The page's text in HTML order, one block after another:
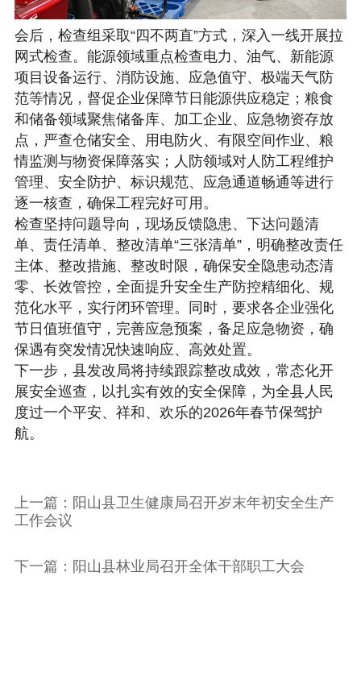
会后，检查组采取“四不两直”方式，深入一线开展拉
网式检查。能源领域重点检查电力、油气、新能源
项目设备运行、消防设施、应急值守、极端天气防
范等情况，督促企业保障节日能源供应稳定；粮食
和储备领域聚焦储备库、加工企业、应急物资存放
点，严查仓储安全、用电防火、有限空间作业、粮
情监测与物资保障落实；人防领域对人防工程维护
管理、安全防护、标识规范、应急通道畅通等进行
逐一核查，确保工程完好可用。
检查坚持问题导向，现场反馈隐患、下达问题清
单、责任清单、整改清单“三张清单”，明确整改责任
主体、整改措施、整改时限，确保安全隐患动态清
零、长效管控，全面提升安全生产防控精细化、规
范化水平，实行闭环管理。同时，要求各企业强化
节日值班值守，完善应急预案，备足应急物资，确
保遇有突发情况快速响应、高效处置。
下一步，县发改局将持续跟踪整改成效，常态化开
展安全巡查，以扎实有效的安全保障，为全县人民
度过一个平安、祥和、欢乐的2026年春节保驾护
航。
上一篇：阳山县卫生健康局召开岁末年初安全生产
工作会议
下一篇：阳山县林业局召开全体干部职工大会